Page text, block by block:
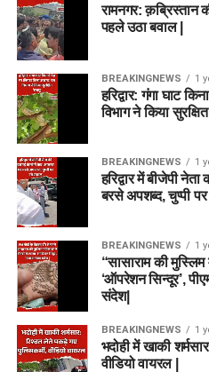
रामनगर: क़ब्रिस्तान
पहले उठा बवाल |
BREAKINGNEWS 1
हरिद्वार: गंगा घाट
विभाग ने किया
BREAKINGNEWS 1
हरिद्वार में बीजेपी
बरसे अपशब्द, चुप्पी
BREAKINGNEWS 1
“सासाराम की
‘ऑपरेशन सिन्दूर’,
संदेश|
BREAKINGNEWS 1
भदोही में खाकी
वीडियो वायरल |